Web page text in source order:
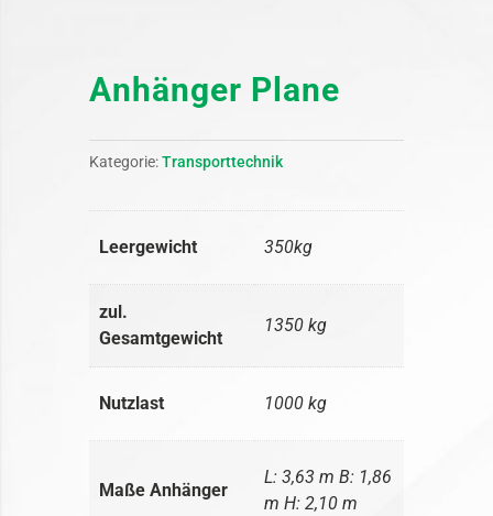
Anhänger Plane
Kategorie:Transporttechnik
Leergewicht 350kg
zul.
Gesamtgewicht
1350 kg
Nutzlast 1000 kg
Maße Anhänger
L: 3,63 m B: 1,86
m H: 2,10 m